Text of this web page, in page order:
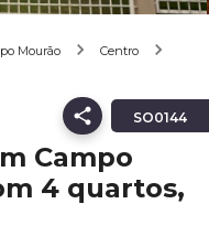
Mourão
Centro
SO0144
Campo
4 quartos,